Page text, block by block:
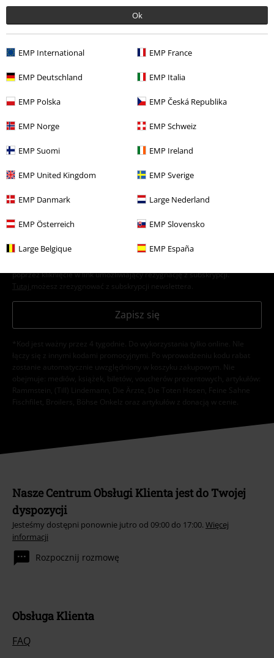
Ok
EMP International EMP France
EMP Deutschland EMP Italia
EMP Polska EMP Česká Republika
EMP Norge EMP Schweiz
EMP Suomi EMP Ireland
EMP United Kingdom EMP Sverige
EMP Danmark Large Nederland
EMP Österreich EMP Slovensko
Large Belgique EMP España
Zespoły Gatunki muzyczne
Zespoły Top Bands Danko Jones
Wyprzedaż % Media
Newsletter
więcej
Niniejszym potwierdzam, że chcę otrzymywać Newsletter EMP i zgadzam
się na to, że E.M.P. Merchandising mbH może przetwarzać moje dane
dane osobowe będą przetwarzane zgodnie z zapisami
poprzez kliknięcie w link umożliwiający rezygnację z subskrypcji.
Tutaj możesz zrezygnować z subskrypcji newslettera.
Zapisz się
*Kod jest ważny przez 4 tygodnie. Do wykorzystania tylko online. NIe
łączy się z innymi kodami promocyjnymi. Po wprowadzeniu kodu rabat
zostanie automatycznie uwzględniony w koszyku zakupowym. Nie
obejmuje: mediów, książek, biletów, voucherów prezentowych, artykułów:
Rammstein, (Till) Lindemann, Die Ärzte, Die Toten Hosen, Feine Sahne
Fischfilet, Broilers, Böhse Onkelz oraz artykułów z donacją w cenie.
Nasze Centrum Obsługi Klienta jest do Twojej
dyspozycji
Jesteśmy dostępni ponownie jutro od 09:00 do 17:00. Więcej
informacji
Rozpocznij rozmowę
Obsługa Klienta
FAQ